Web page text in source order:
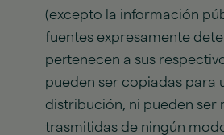
(excepto la información
fuentes expresamente
pertenecen a sus
pueden ser copiadas para
distribución, ni pueden ser
trasmitidas de ningún